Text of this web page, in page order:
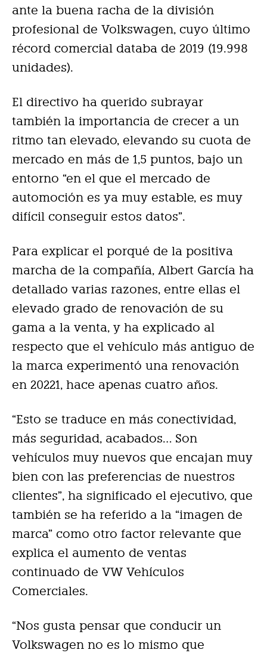
ante la buena racha de la división
profesional de Volkswagen, cuyo último
récord comercial databa de 2019 (19.998
unidades).
El directivo ha querido subrayar
también la importancia de crecer a un
ritmo tan elevado, elevando su cuota de
mercado en más de 1,5 puntos, bajo un
entorno “en el que el mercado de
automoción es ya muy estable, es muy
difícil conseguir estos datos”.
Para explicar el porqué de la positiva
marcha de la compañía, Albert García ha
detallado varias razones, entre ellas el
elevado grado de renovación de su
gama a la venta, y ha explicado al
respecto que el vehículo más antiguo de
la marca experimentó una renovación
en 20221, hace apenas cuatro años.
“Esto se traduce en más conectividad,
más seguridad, acabados… Son
vehículos muy nuevos que encajan muy
bien con las preferencias de nuestros
clientes”, ha significado el ejecutivo, que
también se ha referido a la “imagen de
marca” como otro factor relevante que
explica el aumento de ventas
continuado de VW Vehículos
Comerciales.
“Nos gusta pensar que conducir un
Volkswagen no es lo mismo que